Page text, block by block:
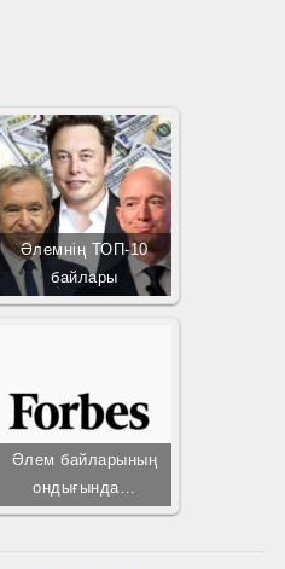
Әлемнің ТОП-10
байлары
Әлем байларының
ондығында…